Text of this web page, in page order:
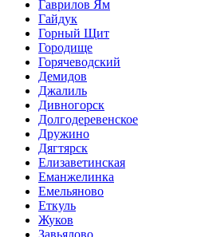
Гаврилов Ям
Гайдук
Горный Щит
Городище
Горячеводский
Демидов
Джалиль
Дивногорск
Долгодеревенское
Дружино
Дягтярск
Елизаветинская
Еманжелинка
Емельяново
Еткуль
Жуков
Завьялово